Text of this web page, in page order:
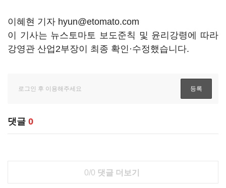
이혜현 기자 hyun@etomato.com
이 기사는 뉴스토마토 보도준칙 및 윤리강령에 따라
강영관 산업2부장이 최종 확인·수정했습니다.
댓글 0
0/0 댓글 더보기